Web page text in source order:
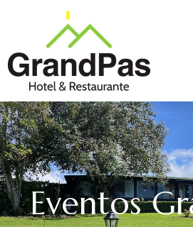
Eventos